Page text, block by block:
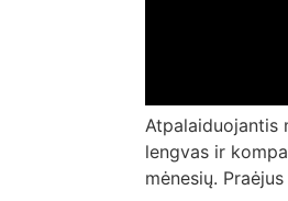
Atpalaiduojantis
lengvas ir
mėnesių.